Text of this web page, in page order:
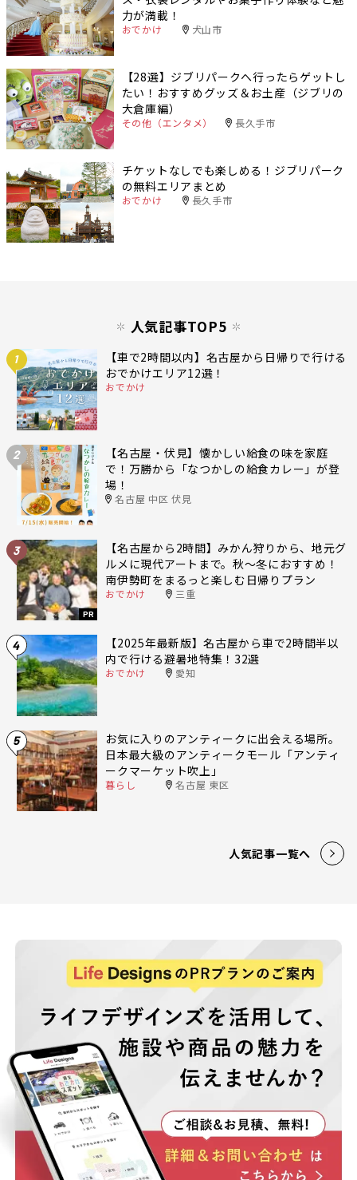
力が満載！
おでかけ 犬山市
【28選】ジブリパークへ行ったらゲットし
たい！おすすめグッズ＆お土産（ジブリの
大倉庫編）
その他（エンタメ） 長久手市
チケットなしでも楽しめる！ジブリパーク
の無料エリアまとめ
おでかけ 長久手市
人気記事TOP5
1
【車で2時間以内】名古屋から日帰りで行ける
おでかけエリア12選！
おでかけ
2
【名古屋・伏見】懐かしい給食の味を家庭
で！万勝から「なつかしの給食カレー」が登
場！
名古屋 中区 伏見
3
PR
【名古屋から2時間】みかん狩りから、地元グ
ルメに現代アートまで。秋〜冬におすすめ！
南伊勢町をまるっと楽しむ日帰りプラン
おでかけ 三重
4
【2025年最新版】名古屋から車で2時間半以
内で行ける避暑地特集！32選
おでかけ 愛知
5
お気に入りのアンティークに出会える場所。
日本最大級のアンティークモール「アンティ
ークマーケット吹上」
暮らし 名古屋 東区
人気記事一覧へ